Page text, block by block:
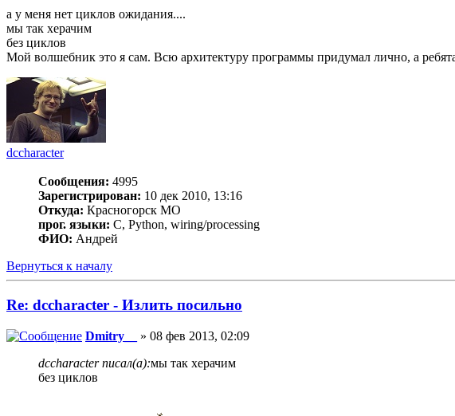
а у меня нет циклов ожидания....
мы так херачим
без циклов
Мой волшебник это я сам. Всю архитектуру программы придумал лично, а
dccharacter
Сообщения: 4995
Зарегистрирован: 10 дек 2010, 13:16
Откуда: Красногорск МО
прог. языки: C, Python, wiring/processing
ФИО: Андрей
Вернуться к началу
Re: dccharacter - Излить посильно
Dmitry__
» 08 фев 2013, 02:09
dccharacter писал(а):мы так херачим
без циклов